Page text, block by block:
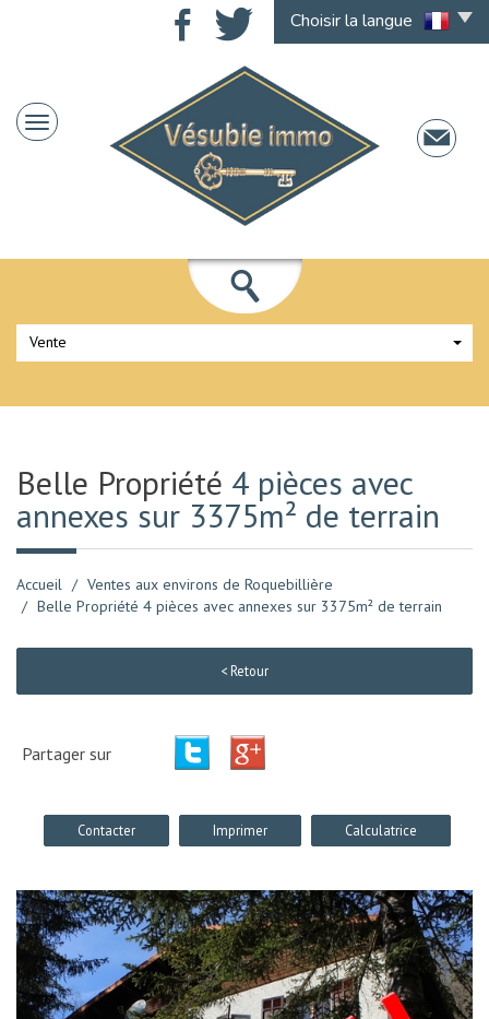
Choisir la langue
Vente
Belle Propriété 4 pièces avec
annexes sur 3375m² de terrain
Accueil
Ventes aux environs de Roquebillière
Belle Propriété 4 pièces avec annexes sur 3375m² de terrain
< Retour
Partager sur
Contacter Imprimer Calculatrice